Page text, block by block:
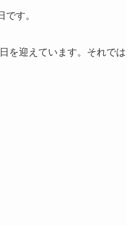
す。
を迎えています。それで